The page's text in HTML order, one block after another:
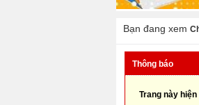
Bạn đang xem
Thông báo
Trang này